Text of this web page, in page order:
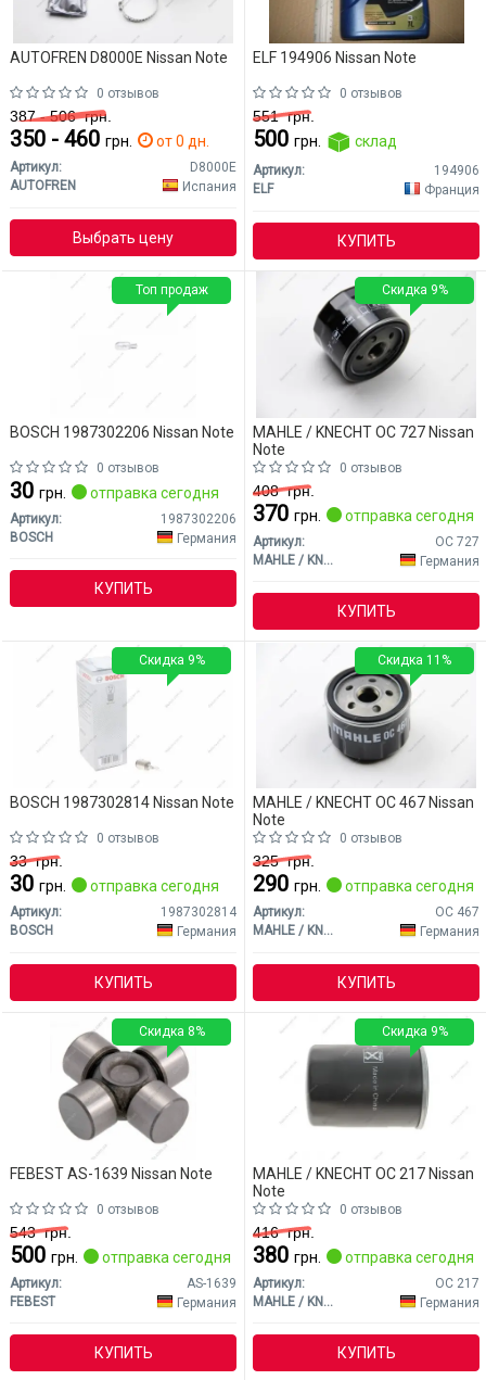
AUTOFREN D8000E Nissan Note
0 отзывов
387 - 506грн.
350 - 460 грн. от 0 дн.
Артикул:
D8000E
AUTOFREN
Испания
Выбрать цену
ELF 194906 Nissan Note
0 отзывов
551грн.
500 грн. склад
Артикул:
194906
ELF
Франция
КУПИТЬ
BOSCH 1987302206 Nissan Note
0 отзывов
30 грн. отправка сегодня
Артикул:
1987302206
BOSCH
Германия
КУПИТЬ
Топ продаж
MAHLE / KNECHT OC 727 Nissan
Note
0 отзывов
408грн.
370 грн. отправка сегодня
Артикул:
OC 727
MAHLE / KNECHT
Германия
КУПИТЬ
Скидка 9%
BOSCH 1987302814 Nissan Note
0 отзывов
33грн.
30 грн. отправка сегодня
Артикул:
1987302814
BOSCH
Германия
КУПИТЬ
Скидка 9%
MAHLE / KNECHT OC 467 Nissan
Note
0 отзывов
325грн.
290 грн. отправка сегодня
Артикул:
OC 467
MAHLE / KNECHT
Германия
КУПИТЬ
Скидка 11%
FEBEST AS-1639 Nissan Note
0 отзывов
543грн.
500 грн. отправка сегодня
Артикул:
AS-1639
FEBEST
Германия
КУПИТЬ
Скидка 8%
MAHLE / KNECHT OC 217 Nissan
Note
0 отзывов
416грн.
380 грн. отправка сегодня
Артикул:
OC 217
MAHLE / KNECHT
Германия
КУПИТЬ
Скидка 9%